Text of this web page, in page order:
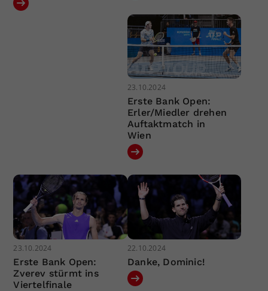
23.10.2024
Erste Bank Open:
Erler/Miedler drehen
Auftaktmatch in
Wien
23.10.2024
Erste Bank Open:
Zverev stürmt ins
Viertelfinale
22.10.2024
Danke, Dominic!